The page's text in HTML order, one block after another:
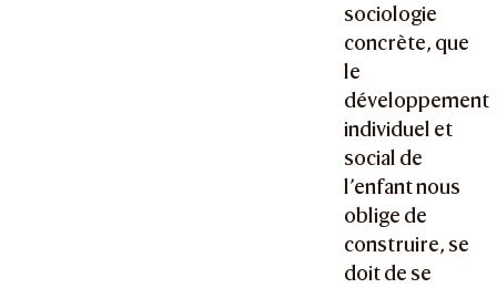
sociologie
concrète, que
le
développement
individuel et
social de
l’enfant nous
oblige de
construire, se
doit de se